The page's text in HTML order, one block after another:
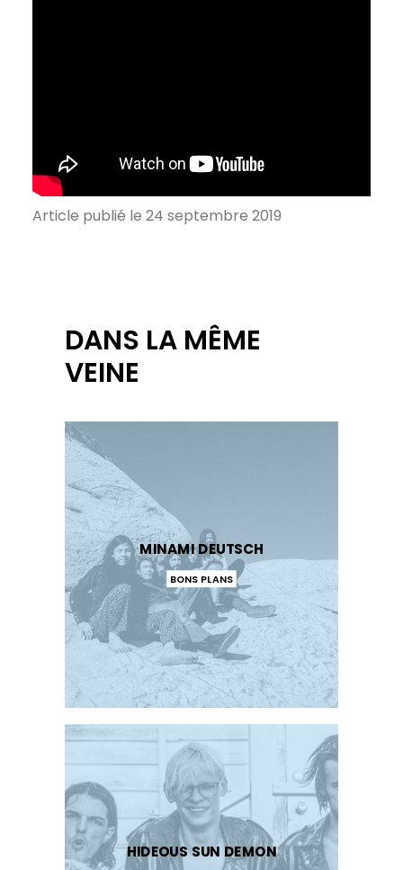
Article publié le 24 septembre 2019
DANS LA MÊME
VEINE
MINAMI DEUTSCH
BONS PLANS
HIDEOUS SUN DEMON